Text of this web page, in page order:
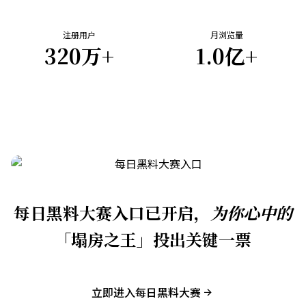
注册用户
320万+
月浏览量
1.0亿+
每日黑料大赛入口已开启， 为你心中的
「塌房之王」投出关键一票
立即进入每日黑料大赛